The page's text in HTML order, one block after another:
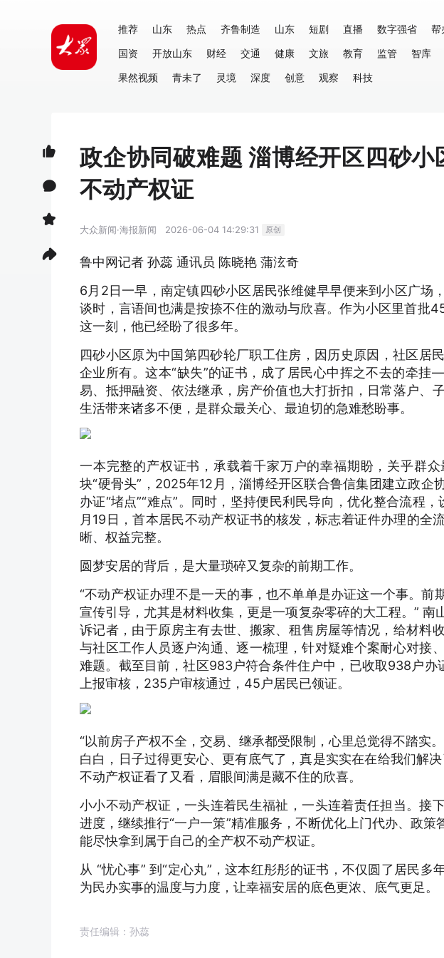
推荐 山东 热点 齐鲁制造 山东 短剧 直播 数字强省 帮
国资
开放山东 财经 交通 健康 文旅 教育 监管 智库
果然视频
青未了 灵境 深度 创意 观察 科技
政企协同破难题 淄博经开区四砂
不动产权证
大众新闻·海报新闻 2026-06-04 14:29:31 原创
鲁中网记者 孙蕊 通讯员 陈晓艳 蒲泫奇
6月2日一早，南定镇四砂小区居民张维健早早便来到小区广场
谈时，言语间也满是按捺不住的激动与欣喜。作为小区里首批
这一刻，他已经盼了很多年。
四砂小区原为中国第四砂轮厂职工住房，因历史原因，社区居
企业所有。这本“缺失”的证书，成了居民心中挥之不去的牵
易、抵押融资、依法继承，房产价值也大打折扣，日常落户、
生活带来诸多不便，是群众最关心、最迫切的急难愁盼事。
一本完整的产权证书，承载着千家万户的幸福期盼，关乎群
块“硬骨头”，2025年12月，淄博经开区联合鲁信集团建立政企
办证“堵点”“难点”。同时，坚持便民利民导向，优化整合流程
月19日，首本居民不动产权证书的核发，标志着证件办理的全
晰、权益完整。
圆梦安居的背后，是大量琐碎又复杂的前期工作。
“不动产权证办理不是一天的事，也不单单是办证这一个事。前
宣传引导，尤其是材料收集，更是一项复杂零碎的大工程。”
诉记者，由于原房主有去世、搬家、租售房屋等情况，给材料
与社区工作人员逐户沟通、逐一梳理，针对疑难个案耐心对接
难题。截至目前，社区983户符合条件住户中，已收取938户
上报审核，235户审核通过，45户居民已领证。
“以前房子产权不全，交易、继承都受限制，心里总觉得不踏实
白白，日子过得更安心、更有底气了，真是实实在在给我们解
不动产权证看了又看，眉眼间满是藏不住的欣喜。
小小不动产权证，一头连着民生福祉，一头连着责任担当。接
进度，继续推行“一户一策”精准服务，不断优化上门代办、政
能尽快拿到属于自己的全产权不动产权证。
从 “忧心事” 到“定心丸”，这本红彤彤的证书，不仅圆了居民
为民办实事的温度与力度，让幸福安居的底色更浓、底气更足。
责任编辑：孙蕊